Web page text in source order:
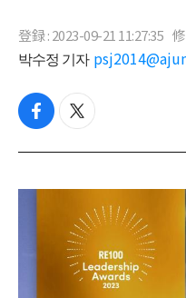
登録 : 2023-09-21 11:27:35
박수정 기자
f
c
b
t
i
t
r